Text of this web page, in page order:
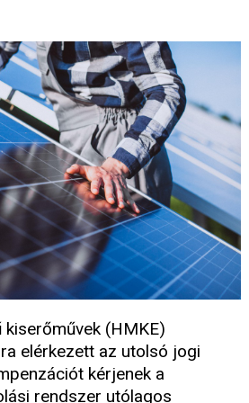
(HMKE)
elérkezett az utolsó jogi
kérjenek a
rendszer utólagos